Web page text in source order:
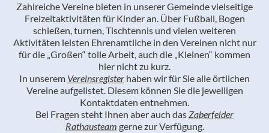
Zahlreiche Vereine bieten in unserer Gemeinde vielseitige
Freizeitaktivitäten für Kinder an. Über Fußball, Bogen
schießen, turnen, Tischtennis und vielen weiteren
Aktivitäten leisten Ehrenamtliche in den Vereinen nicht nur
für die „Großen“ tolle Arbeit, auch die „Kleinen“ kommen
hier nicht zu kurz.
In unserem Vereinsregister haben wir für Sie alle örtlichen
Vereine aufgelistet. Diesem können Sie die jeweiligen
Kontaktdaten entnehmen.
Bei Fragen steht Ihnen aber auch dasZaberfelder
Rathausteam gerne zur Verfügung.